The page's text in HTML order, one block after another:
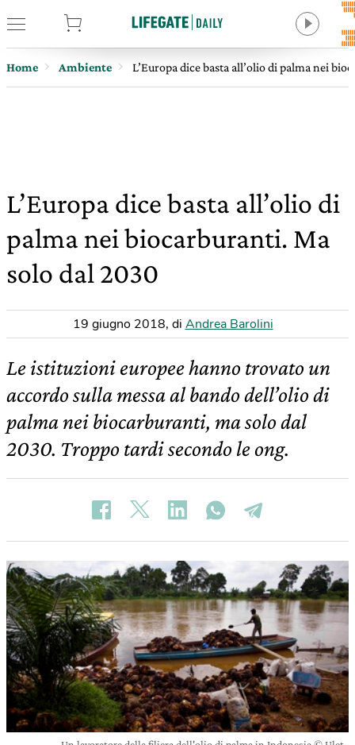
Home Ambiente L’Europa dice basta all’olio di palma nei
L’Europa dice basta all’olio di
palma nei biocarburanti. Ma
solo dal 2030
19 giugno 2018, di Andrea Barolini
Le istituzioni europee hanno trovato un
accordo sulla messa al bando dell’olio di
palma nei biocarburanti, ma solo dal
2030. Troppo tardi secondo le ong.